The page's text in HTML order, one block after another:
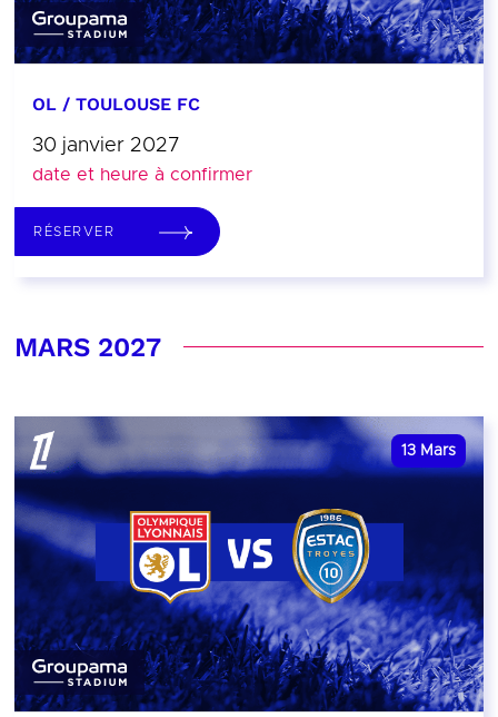
OL / TOULOUSE FC
30 janvier 2027
date et heure à confirmer
RÉSERVER
MARS 2027
13 Mars